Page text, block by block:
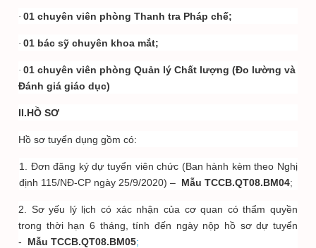
· 01 chuyên viên phòng Thanh tra Pháp chế;
· 01 bác sỹ chuyên khoa mắt;
· 01 chuyên viên phòng Quản lý Chất lượng (Đo lường và
Đánh giá giáo dục)
II.HỒ SƠ
Hồ sơ tuyển dụng gồm có:
1. Đơn đăng ký dự tuyển viên chức (Ban hành kèm theo Nghị
định 115/NĐ-CP ngày 25/9/2020) – Mẫu TCCB.QT08.BM04;
2. Sơ yếu lý lịch có xác nhận của cơ quan có thẩm quyền
trong thời hạn 6 tháng, tính đến ngày nộp hồ sơ dự tuyển
- Mẫu TCCB.QT08.BM05;